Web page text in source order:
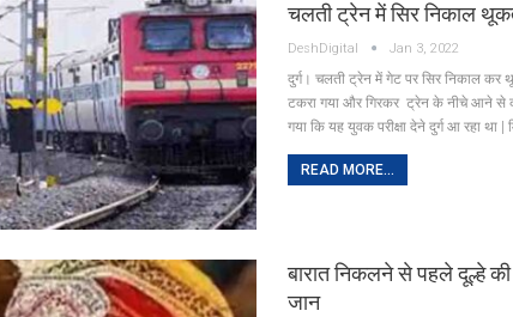
चलती ट्रेन में सिर निकाल
DeshDigital Jan 3, 2022
दुर्ग। चलती ट्रेन में गेट पर सिर निकाल कर
टकरा गया और गिरकर ट्रेन के नीचे आने से
गया कि यह युवक परीक्षा देने दुर्ग आ रहा था |
READ MORE...
बारात निकलने से पहले दूल्हे
जान